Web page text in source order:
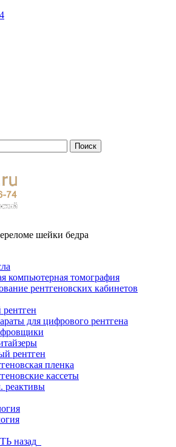
шейки бедра
компьютерная томография
рентгеновских кабинетов
для цифрового рентгена
рентген
пленка
кассеты
реактивы
назад